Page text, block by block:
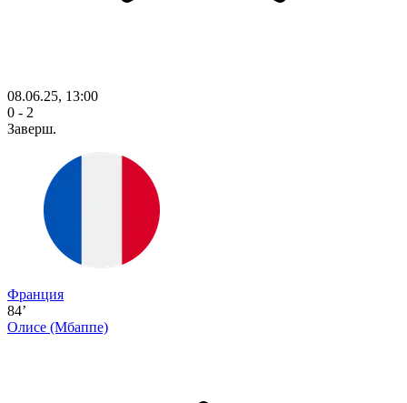
08.06.25, 13:00
0 - 2
Заверш.
Франция
84’
Олисе (Мбаппе)